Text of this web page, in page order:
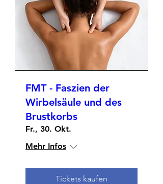
FMT - Faszien der
Wirbelsäule und des
Brustkorbs
Fr., 30. Okt.
Mehr Infos
Tickets kaufen